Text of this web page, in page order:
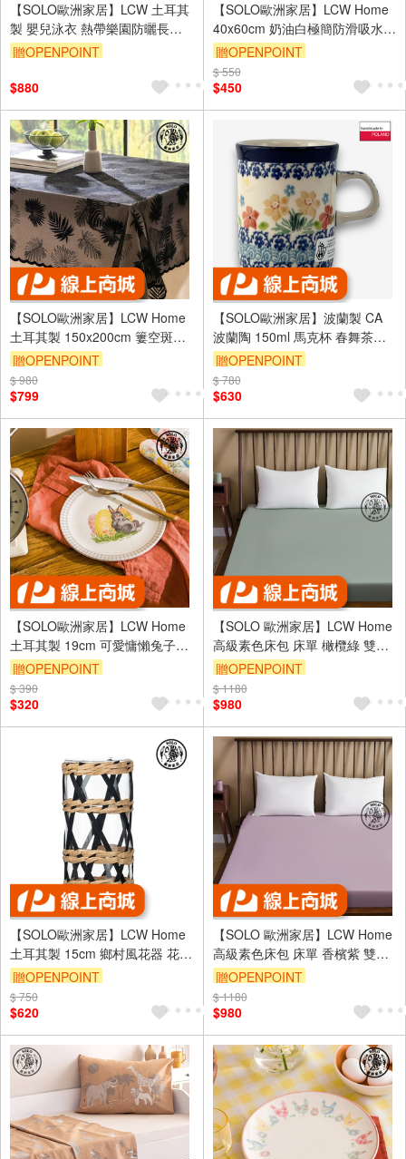
【SOLO歐洲家居】LCW 土耳其
製 嬰兒泳衣 熱帶樂園防曬長袖
泳衣二件組 9月-7歲
贈OPENPOINT
$880
【SOLO歐洲家居】LCW Home
40x60cm 奶油白極簡防滑吸水浴
室地墊 迅速吸乾濕腳
贈OPENPOINT
$ 550
$450
【SOLO歐洲家居】LCW Home
土耳其製 150x200cm 簍空斑馬
桌布 桌巾 防塵布 居家裝飾
贈OPENPOINT
$ 980
$799
【SOLO歐洲家居】波蘭製 CA
波蘭陶 150ml 馬克杯 春舞茶語
系列
贈OPENPOINT
$ 780
$630
【SOLO歐洲家居】LCW Home
土耳其製 19cm 可愛慵懶兔子圓
盤 餐盤 蛋糕盤 甜點盤 點心盤
贈OPENPOINT
$ 390
$320
【SOLO 歐洲家居】LCW Home
高級素色床包 床單 橄欖綠 雙人
加大 純棉 土耳其製造
160x200x30cm
贈OPENPOINT
$ 1180
$980
【SOLO歐洲家居】LCW Home
土耳其製 15cm 鄉村風花器 花瓶
擺件 擺飾 拍攝道具 居家裝飾
贈OPENPOINT
$ 750
$620
【SOLO 歐洲家居】LCW Home
高級素色床包 床單 香檳紫 雙人
加大 純棉 土耳其製造
160x200x30cm
贈OPENPOINT
$ 1180
$980